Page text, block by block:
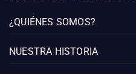
¿QUIÉNES SOMOS?
NUESTRA HISTORIA